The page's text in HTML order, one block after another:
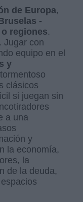
de Europa,
-
regiones.
Jugar con
equipo en el
y
clásicos
si juegan sin
a una
y
la economía,
la
de la deuda,